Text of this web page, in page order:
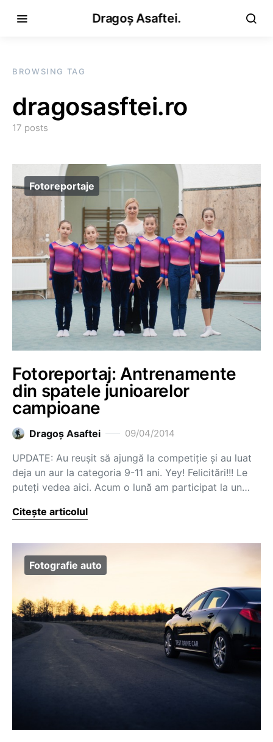
Dragoș Asaftei.
BROWSING TAG
dragosasftei.ro
17 posts
Fotoreportaje
Fotoreportaj: Antrenamente
din spatele junioarelor
campioane
Dragoş Asaftei 09/04/2014
UPDATE: Au reușit să ajungă la competiție și au luat
deja un aur la categoria 9-11 ani. Yey! Felicitări!!! Le
puteți vedea aici. Acum o lună am participat la un…
Citește articolul
Fotografie auto